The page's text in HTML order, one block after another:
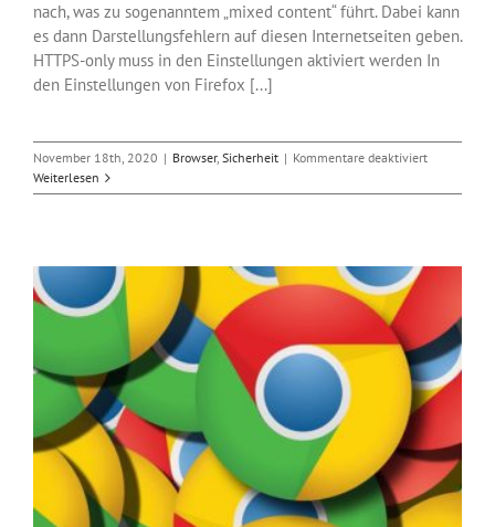
nach, was zu sogenanntem „mixed content“ führt. Dabei kann
es dann Darstellungsfehlern auf diesen Internetseiten geben.
HTTPS-only muss in den Einstellungen aktiviert werden In
den Einstellungen von Firefox [...]
November 18th, 2020 | Browser, Sicherheit | Kommentare deaktiviertfür
Updates
Weiterlesen